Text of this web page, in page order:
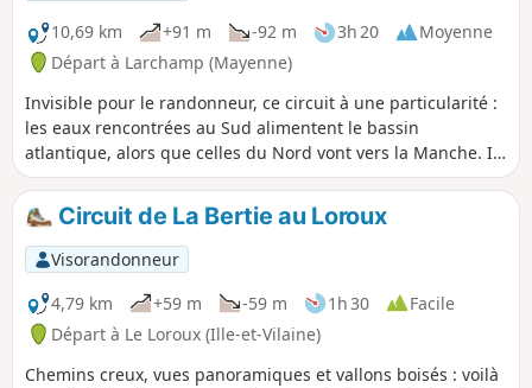
10,69 km
+91 m -92 m 3h 20
Moyenne
Départ à Larchamp (Mayenne)
Invisible pour le randonneur, ce circuit à une particularité :
les eaux rencontrées au Sud alimentent le bassin
atlantique, alors que celles du Nord vont vers la Manche. Il
permet, par contre, de découvrir un site où le travail du
bois a été, pendant plusieurs siècles, l’industrie première.
Circuit de La Bertie au Loroux
Visorandonneur
4,79 km
+59 m -59 m 1h 30
Facile
Départ à Le Loroux (Ille-et-Vilaine)
Chemins creux, vues panoramiques et vallons boisés : voilà